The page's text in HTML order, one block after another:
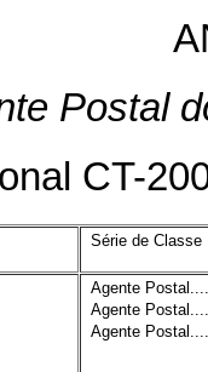
Postal
CT-
Série de Classe
Agente Postal....
Agente Postal....
Agente Postal....